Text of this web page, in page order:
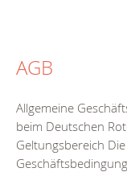
AGB
Allgemeine
beim Deutschen
Geltungsbereich